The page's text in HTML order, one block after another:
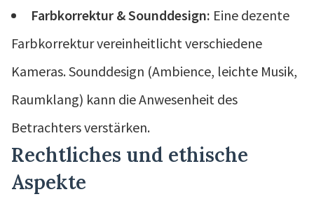
Farbkorrektur & Sounddesign: Eine dezente
Farbkorrektur vereinheitlicht verschiedene
Kameras. Sounddesign (Ambience, leichte Musik,
Raumklang) kann die Anwesenheit des
Betrachters verstärken.
Rechtliches und ethische
Aspekte